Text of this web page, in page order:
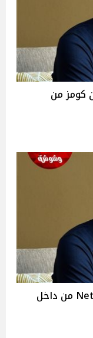
كومز من
شون كومز ديدي يفتح النار على Netflix من داخل